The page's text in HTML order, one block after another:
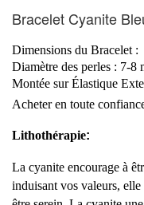
Bracelet Cyanite
Dimensions du Bracelet :
Diamètre des perles : 7-8
Montée sur Élastique
Acheter en toute
Lithothérapie:
La cyanite encourage à
induisant vos valeurs,